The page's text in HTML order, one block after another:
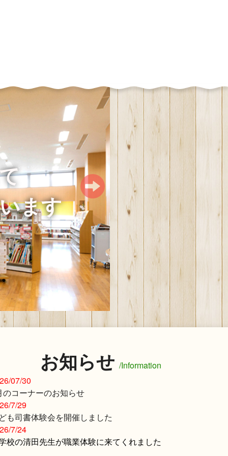
ます
お知らせ /Information
07/30
のコーナーのお知らせ
7/29
も司書体験会を開催しました
7/24
校の清田先生が職業体験に来てくれました